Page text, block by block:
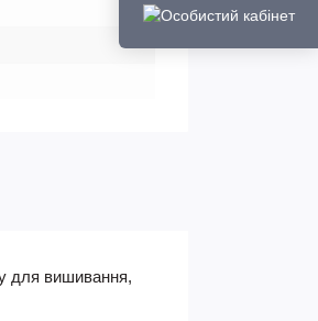
для вишивання,